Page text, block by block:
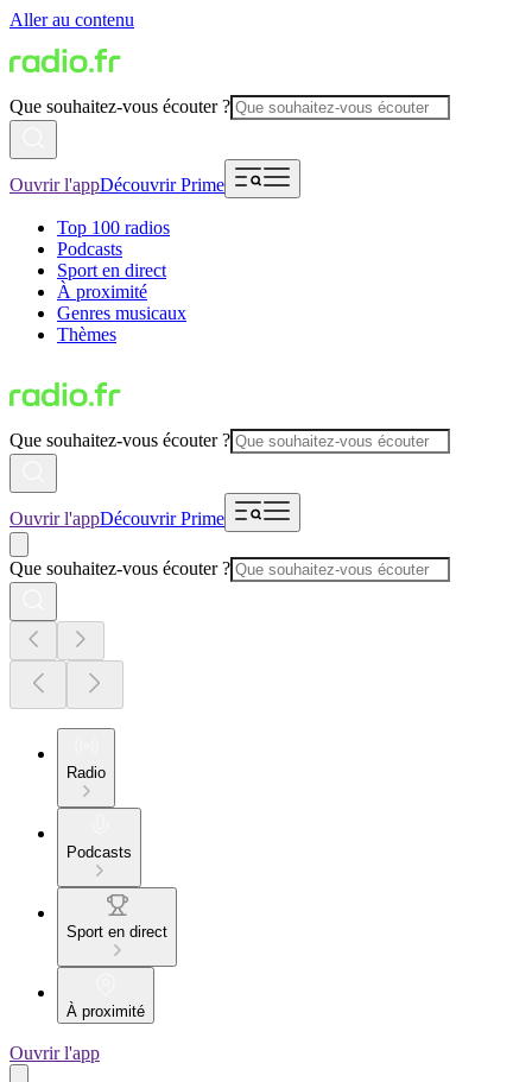
Aller au contenu
Que souhaitez-vous écouter ?
Ouvrir l'appDécouvrir Prime
Top 100 radios
Podcasts
Sport en direct
À proximité
Genres musicaux
Thèmes
Que souhaitez-vous écouter ?
Ouvrir l'appDécouvrir Prime
Que souhaitez-vous écouter ?
Radio
Podcasts
Sport en direct
À proximité
Ouvrir l'app